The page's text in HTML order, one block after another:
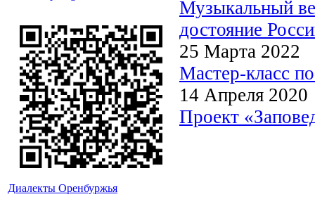
Диалекты Оренбуржья
Музыкальный
достояние
25 Марта 2022
Мастер-класс
14 Апреля 2020
Проект